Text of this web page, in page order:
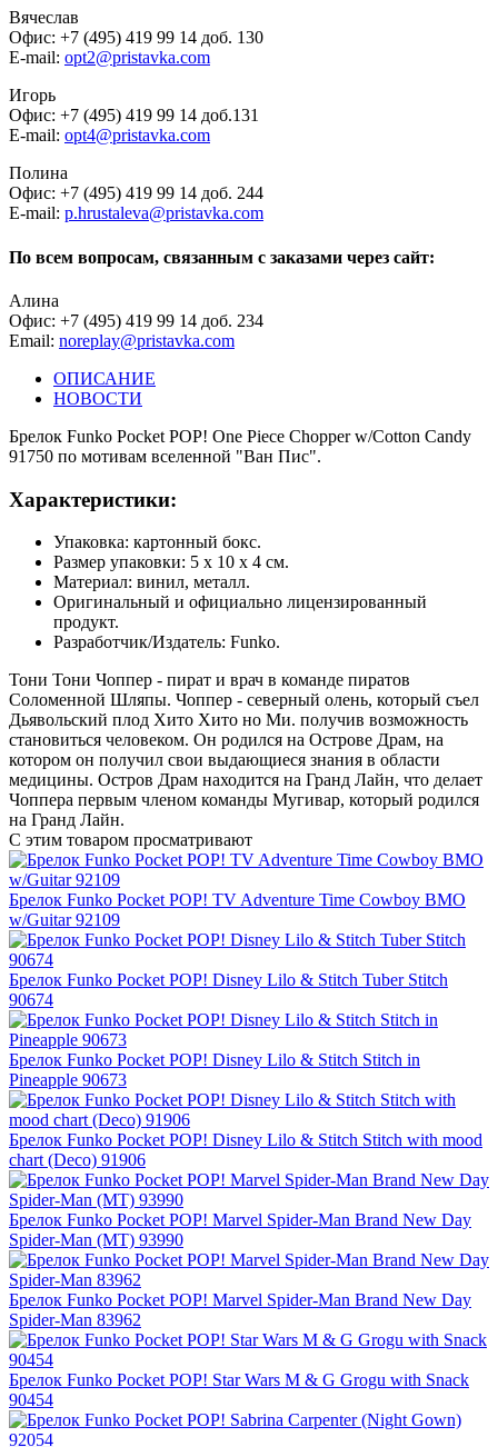
Вячеслав
Офис: +7 (495) 419 99 14 доб. 130
E-mail: opt2@pristavka.com
Игорь
Офис: +7 (495) 419 99 14 доб.131
E-mail: opt4@pristavka.com
Полина
Офис: +7 (495) 419 99 14 доб. 244
E-mail: p.hrustaleva@pristavka.com
По всем вопросам, связанным с заказами через сайт:
Алина
Офис: +7 (495) 419 99 14 доб. 234
Email: noreplay@pristavka.com
ОПИСАНИЕ
НОВОСТИ
Брелок Funko Pocket POP! One Piece Chopper w/Cotton Candy
91750 по мотивам вселенной "Ван Пис".
Характеристики:
Упаковка: картонный бокс.
Размер упаковки: 5 х 10 х 4 см.
Материал: винил, металл.
Оригинальный и официально лицензированный
продукт.
Разработчик/Издатель: Funko.
Тони Тони Чоппер - пират и врач в команде пиратов
Соломенной Шляпы. Чоппер - северный олень, который съел
Дьявольский плод Хито Хито но Ми. получив возможность
становиться человеком. Он родился на Острове Драм, на
котором он получил свои выдающиеся знания в области
медицины. Остров Драм находится на Гранд Лайн, что делает
Чоппера первым членом команды Мугивар, который родился
на Гранд Лайн.
С этим товаром просматривают
Брелок Funko Pocket POP! TV Adventure Time Cowboy BMO
w/Guitar 92109
Брелок Funko Pocket POP! Disney Lilo & Stitch Tuber Stitch
90674
Брелок Funko Pocket POP! Disney Lilo & Stitch Stitch in
Pineapple​ 90673
Брелок Funko Pocket POP! Disney Lilo & Stitch Stitch with mood
chart (Deco) 91906
Брелок Funko Pocket POP! Marvel Spider-Man Brand New Day
Spider-Man (MT) 93990
Брелок Funko Pocket POP! Marvel Spider-Man Brand New Day
Spider-Man 83962
Брелок Funko Pocket POP! Star Wars M & G Grogu with Snack
90454